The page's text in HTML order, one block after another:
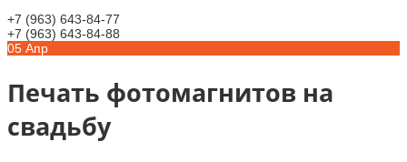
+7 (963) 643-84-77
+7 (963) 643-84-88
05 Апр
Печать фотомагнитов на
свадьбу